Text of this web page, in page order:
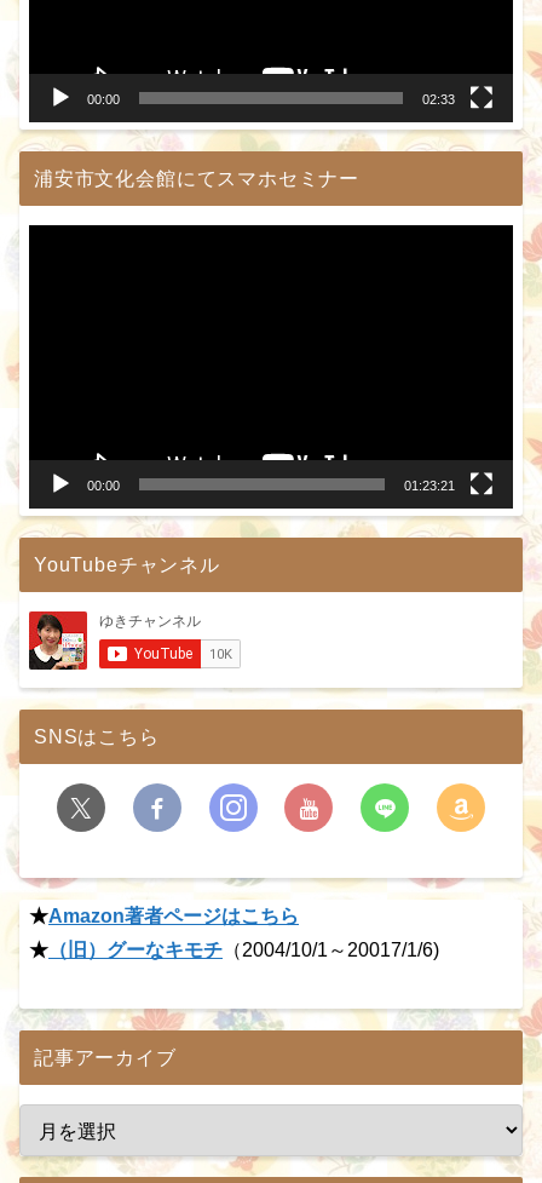
00:00 02:33
浦安市文化会館にてスマホセミナー
00:00 01:23:21
YouTubeチャンネル
SNSはこちら
★Amazon著者ページはこちら
★ （旧）グーなキモチ （2004/10/1～20017/1/6)
記事アーカイブ